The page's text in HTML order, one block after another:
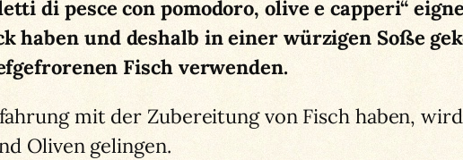
di pesce con pomodoro, olive e capperi“
haben und deshalb in einer würzigen Soße
Fisch verwenden.
mit der Zubereitung von Fisch haben,
Oliven gelingen.